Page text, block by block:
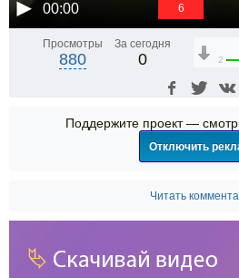
00:00 5
Просмотры
880
За сегодня
0 2
Поддержите проект —
Отключить
Читать